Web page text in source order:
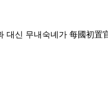
신 무내숙녜가 每國初置